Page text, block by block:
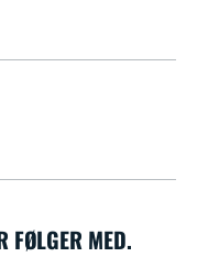
FØLGER MED.